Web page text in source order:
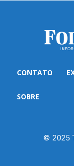
CONTATO
SOBRE
© 2025